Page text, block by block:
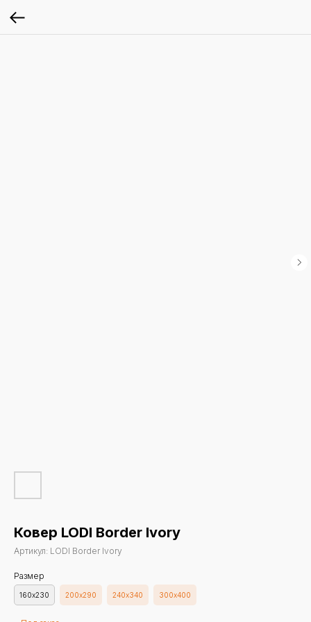
Ковер LODI Border Ivory
Артикул: LODI Border Ivory
Размер
160х230 200х290 240х340 300х400